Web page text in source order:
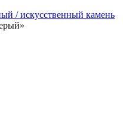
/ искусственный камень